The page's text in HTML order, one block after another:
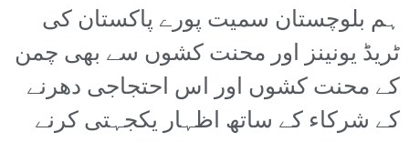
ہم بلوچستان سمیت پورے پاکستان کی
ٹریڈ یونینز اور محنت کشوں سے بھی چمن
کے محنت کشوں اور اس احتجاجی دھرنے
کے شرکاء کے ساتھ اظہار یکجہتی کرنے